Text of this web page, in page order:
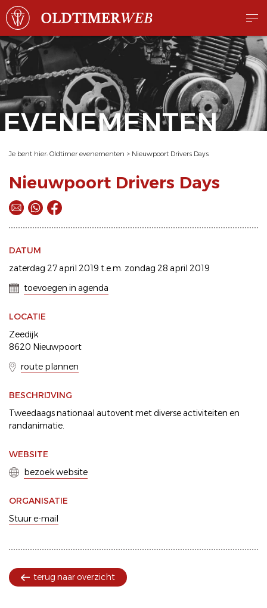
EVENEMENTEN
Je bent hier: Oldtimer evenementen > Nieuwpoort Drivers Days
Nieuwpoort Drivers Days
DATUM
zaterdag 27 april 2019 t.e.m. zondag 28 april 2019
toevoegen in agenda
LOCATIE
Zeedijk
8620 Nieuwpoort
route plannen
BESCHRIJVING
Tweedaags nationaal autovent met diverse activiteiten en
randanimatie.
WEBSITE
bezoek website
ORGANISATIE
Stuur e-mail
terug naar overzicht